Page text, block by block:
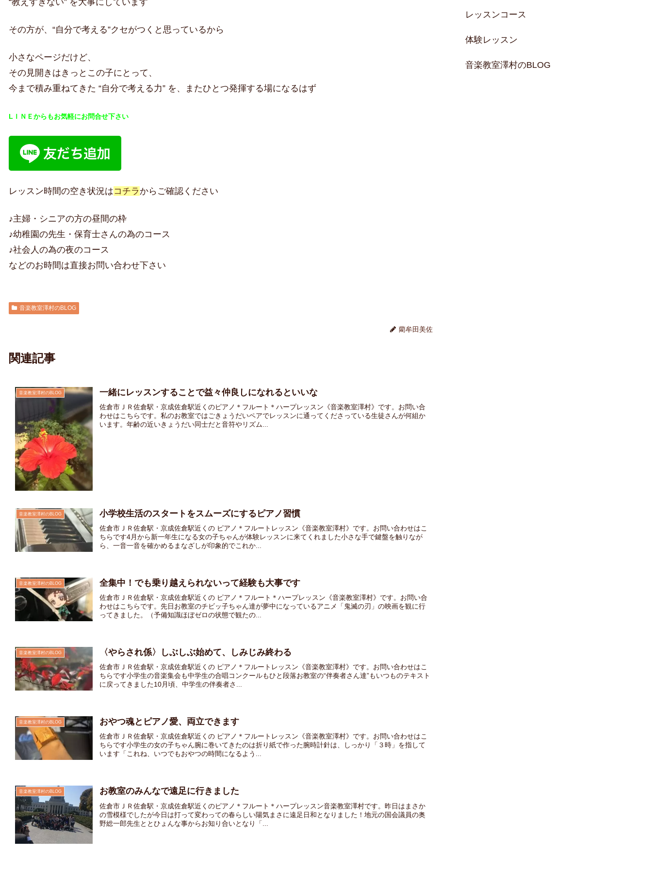
その方が、“自分で考える”クセがつくと思っているから
小さなページだけど、
その見開きはきっとこの子にとって、
今まで積み重ねてきた “自分で考える力” を、またひとつ発揮する場になるはず
LＩＮＥからもお気軽にお問合せ下さい
レッスン時間の空き状況はコチラからご確認ください
♪主婦・シニアの方の昼間の枠
♪幼稚園の先生・保育士さんの為のコース
♪社会人の為の夜のコース
などのお時間は直接お問い合わせ下さい
音楽教室澤村のBLOG
藺牟田美佐
関連記事
音楽教室澤村のBLOG 一緒にレッスンすることで益々仲良しになれるといいな
佐倉市ＪＲ佐倉駅・京成佐倉駅近くのピアノ＊フルート＊ハープレッスン《音楽教室澤村》です。お問い合
わせはこちらです。私のお教室ではごきょうだいペアでレッスンに通ってくださっている生徒さんが何組か
います。年齢の近いきょうだい同士だと音符やリズム...
音楽教室澤村のBLOG 小学校生活のスタートをスムーズにするピアノ習慣
佐倉市ＪＲ佐倉駅・京成佐倉駅近くの ピアノ＊フルートレッスン《音楽教室澤村》です。お問い合わせはこ
ちらです4月から新一年生になる女の子ちゃんが体験レッスンに来てくれました小さな手で鍵盤を触りなが
ら、一音一音を確かめるまなざしが印象的でこれか...
音楽教室澤村のBLOG 全集中！でも乗り越えられないって経験も大事です
佐倉市ＪＲ佐倉駅・京成佐倉駅近くの ピアノ＊フルート＊ハープレッスン《音楽教室澤村》です。お問い合
わせはこちらです。先日お教室のチビッ子ちゃん達が夢中になっているアニメ「鬼滅の刃」の映画を観に行
ってきました。（予備知識ほぼゼロの状態で観たの...
音楽教室澤村のBLOG 〈やらされ係〉しぶしぶ始めて、しみじみ終わる
佐倉市ＪＲ佐倉駅・京成佐倉駅近くの ピアノ＊フルートレッスン《音楽教室澤村》です。お問い合わせはこ
ちらです小学生の音楽集会も中学生の合唱コンクールもひと段落お教室の“伴奏者さん達”もいつものテキスト
に戻ってきました10月頃、中学生の伴奏者さ...
音楽教室澤村のBLOG おやつ魂とピアノ愛、両立できます
佐倉市ＪＲ佐倉駅・京成佐倉駅近くの ピアノ＊フルートレッスン《音楽教室澤村》です。お問い合わせはこ
ちらです小学生の女の子ちゃん腕に巻いてきたのは折り紙で作った腕時計針は、しっかり「３時」を指して
います「これね、いつでもおやつの時間になるよう...
音楽教室澤村のBLOG お教室のみんなで遠足に行きました
佐倉市ＪＲ佐倉駅・京成佐倉駅近くのピアノ＊フルート＊ハープレッスン音楽教室澤村です。昨日はまさか
の雪模様でしたが今日は打って変わっての春らしい陽気まさに遠足日和となりました！地元の国会議員の奥
野総一郎先生ととひょんな事からお知り合いとなり「...
レッスンコース
体験レッスン
音楽教室澤村のBLOG